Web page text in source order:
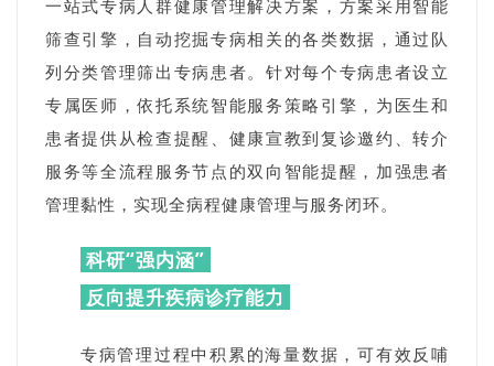
一站式专病人群健康管理解决方案，方案采用智能
筛查引擎，自动挖掘专病相关的各类数据，通过队
列分类管理筛出专病患者。针对每个专病患者设立
专属医师，依托系统智能服务策略引擎，为医生和
患者提供从检查提醒、健康宣教到复诊邀约、转介
服务等全流程服务节点的双向智能提醒，加强患者
管理黏性，实现全病程健康管理与服务闭环。
科研“强内涵”
反向提升疾病诊疗能力
专病管理过程中积累的海量数据，可有效反哺